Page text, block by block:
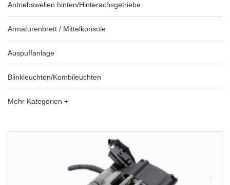
Antriebswellen hinten/Hinterachsgetriebe
Armaturenbrett / Mittelkonsole
Auspuffanlage
Blinkleuchten/Kombileuchten
Mehr Kategorien +